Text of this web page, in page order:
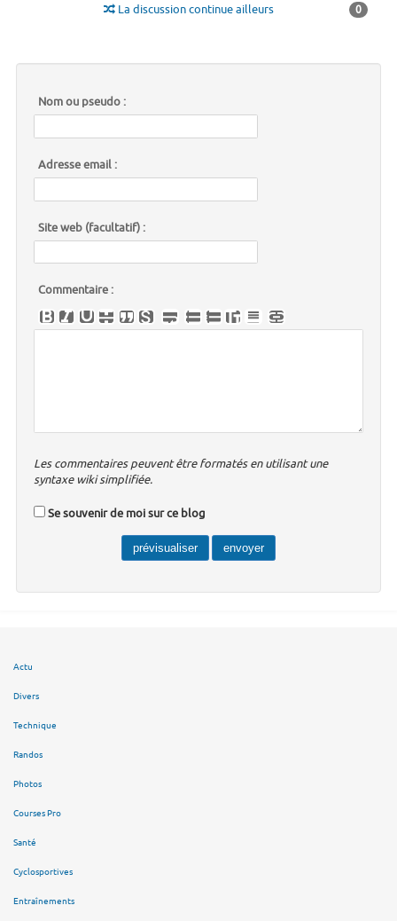
La discussion continue ailleurs 0
Nom ou pseudo :
Adresse email :
Site web (facultatif) :
Commentaire :
Les commentaires peuvent être formatés en utilisant une
syntaxe wiki simplifiée.
Se souvenir de moi sur ce blog
Actu
Divers
Technique
Randos
Photos
Courses Pro
Santé
Cyclosportives
Entraînements